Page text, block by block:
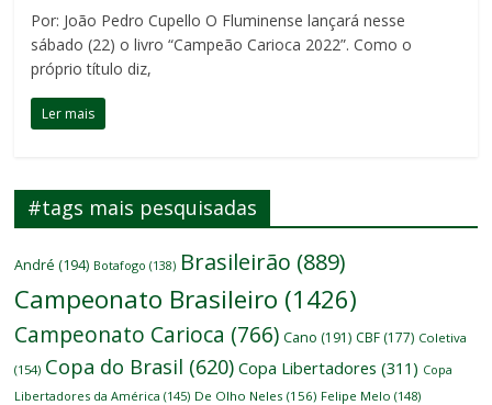
Por: João Pedro Cupello O Fluminense lançará nesse
sábado (22) o livro “Campeão Carioca 2022”. Como o
próprio título diz,
Ler mais
#tags mais pesquisadas
André (194) Botafogo (138) Brasileirão (889)
Campeonato Brasileiro (1426)
Campeonato Carioca (766) Cano (191) CBF (177) Coletiva
(154) Copa do Brasil (620) Copa Libertadores (311) Copa
Libertadores da América (145) De Olho Neles (156) Felipe Melo (148)